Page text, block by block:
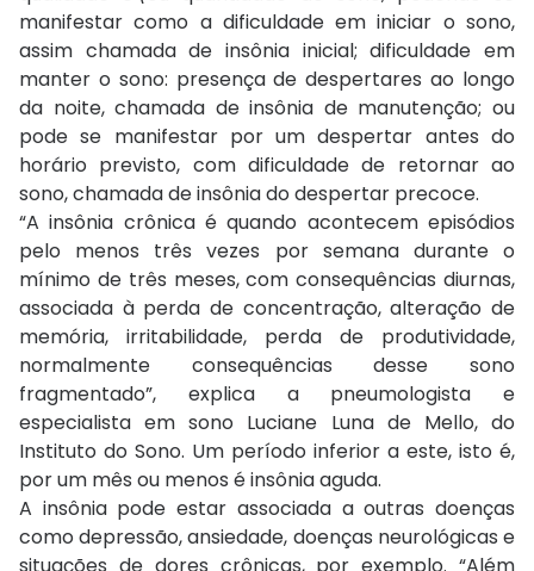
manifestar como a dificuldade em iniciar o sono,
assim chamada de insônia inicial; dificuldade em
manter o sono: presença de despertares ao longo
da noite, chamada de insônia de manutenção; ou
pode se manifestar por um despertar antes do
horário previsto, com dificuldade de retornar ao
sono, chamada de insônia do despertar precoce.
“A insônia crônica é quando acontecem episódios
pelo menos três vezes por semana durante o
mínimo de três meses, com consequências diurnas,
associada à perda de concentração, alteração de
memória, irritabilidade, perda de produtividade,
normalmente consequências desse sono
fragmentado”, explica a pneumologista e
especialista em sono Luciane Luna de Mello, do
Instituto do Sono. Um período inferior a este, isto é,
por um mês ou menos é insônia aguda.
A insônia pode estar associada a outras doenças
como depressão, ansiedade, doenças neurológicas e
situações de dores crônicas, por exemplo. “Além